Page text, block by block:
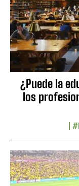
¿Puede la
los